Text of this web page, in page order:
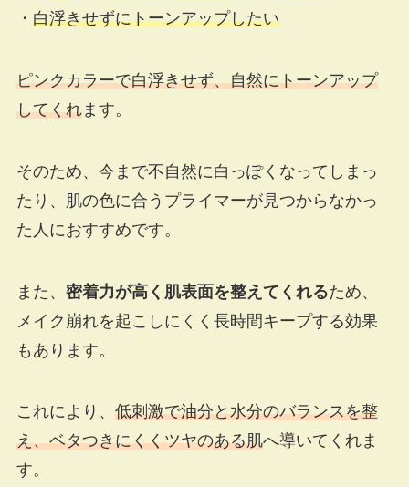
・ 白浮きせずにトーンアップしたい
ピンクカラーで白浮きせず、自然にトーンアップ
してくれます。
そのため、今まで不自然に白っぽくなってしまっ
たり、肌の色に合うプライマーが見つからなかっ
た人におすすめです。
また、 密着力が高く肌表面を整えてくれるため、
メイク崩れを起こしにくく長時間キープする効果
もあります。
これにより、 低刺激で油分と水分のバランスを整
え、ベタつきにくくツヤのある肌へ導いてくれま
す。